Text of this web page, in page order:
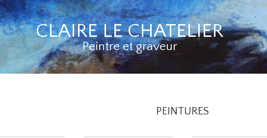
CLAIRE LE CHATELIER
Peintre et graveur
PEINTURES